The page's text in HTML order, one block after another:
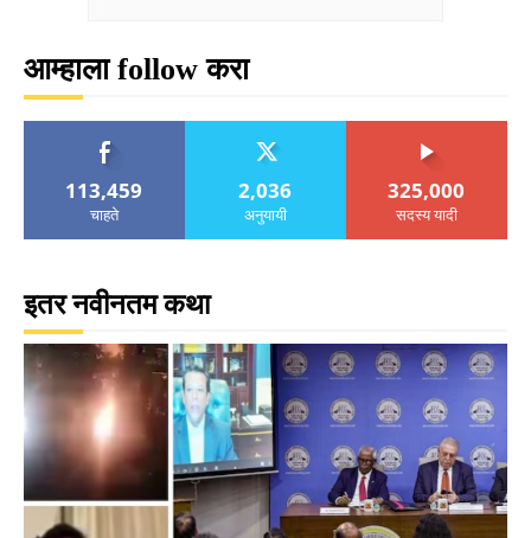
आम्हाला follow करा
113,459
चाहते
2,036
अनुयायी
325,000
सदस्य यादी
इतर नवीनतम कथा